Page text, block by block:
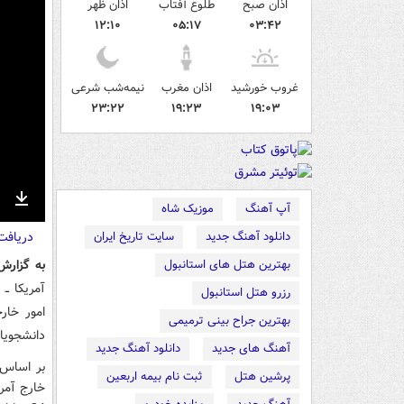
اذان صبح
۰۳:۴۲
طلوع آفتاب
۰۵:۱۷
اذان ظهر
۱۲:۱۰
غروب خورشید
۱۹:۰۳
اذان مغرب
۱۹:۲۳
نیمه‌شب شرعی
۲۳:۲۲
آپ آهنگ
موزیک شاه
دانلود آهنگ جدید
سایت تاریخ ایران
بهترین هتل های استانبول
رزرو هتل استانبول
بهترین جراح بینی ترمیمی
آهنگ های جدید
دانلود آهنگ جدید
پرشین هتل
ثبت نام بیمه اربعین
به
آمریکا
امور
بر